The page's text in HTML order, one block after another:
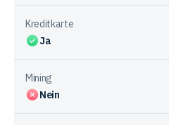
Kreditkarte
Ja
Mining
Nein